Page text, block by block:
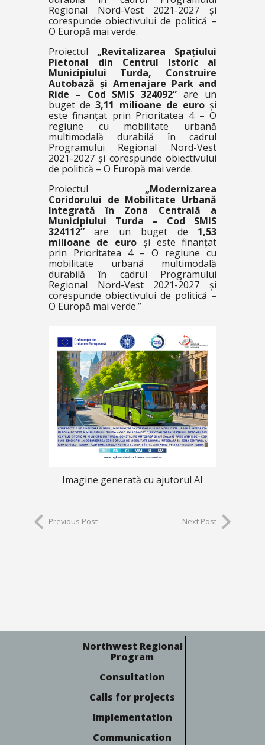
Regional Nord-Vest 2021-2027 și
corespunde obiectivului de politică –
O Europă mai verde.
Proiectul „Revitalizarea Spațiului
Pietonal din Centrul Istoric al
Municipiului Turda, Construire
Autobază și Amenajare Park and
Ride – Cod SMIS 324092” are un
buget de3,11 milioane de euro și
este finanțat prin Prioritatea 4 – O
regiune cu mobilitate urbană
multimodală durabilă în cadrul
Programului Regional Nord-Vest
2021-2027 și corespunde obiectivului
de politică – O Europă mai verde.
Proiectul „Modernizarea
Coridorului de Mobilitate Urbană
Integrată în Zona Centrală a
Municipiului Turda – Cod SMIS
324112”are un buget de 1,53
milioane de euro și este finanțat
prin Prioritatea 4 – O regiune cu
mobilitate urbană multimodală
durabilă în cadrul Programului
Regional Nord-Vest 2021-2027 și
corespunde obiectivului de politică –
O Europă mai verde.”
Imagine generată cu ajutorul AI
Previous Post Next Post
Northwest Regional
Program
Consultation
Calls for projects
Implementation
Communication